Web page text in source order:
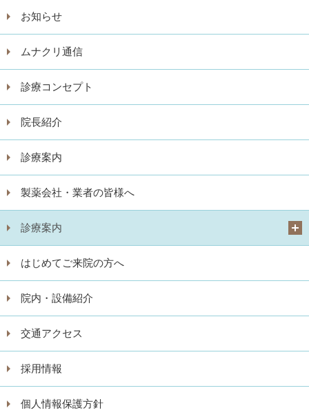
お知らせ
ムナクリ通信
診療コンセプト
院長紹介
診療案内
製薬会社・業者の皆様へ
診療案内
はじめてご来院の方へ
院内・設備紹介
交通アクセス
採用情報
個人情報保護方針